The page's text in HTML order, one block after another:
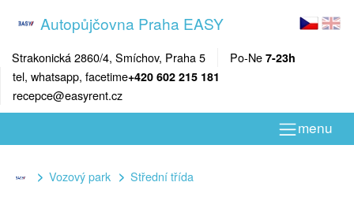
Autopůjčovna Praha EASY
Strakonická 2860/4, Smíchov, Praha 5 Po-Ne 7-23h
tel, whatsapp, facetime+420 602 215 181
recepce@easyrent.cz
menu
Vozový park Střední třída